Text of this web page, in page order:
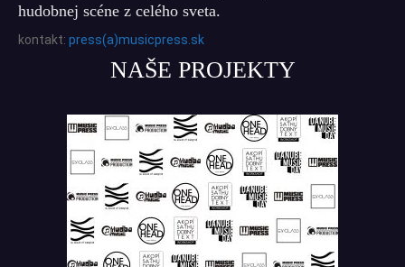
hudobnej scéne z celého sveta.
kontakt: press(a)musicpress.sk
NAŠE PROJEKTY